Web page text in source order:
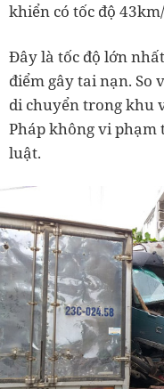
khiển có tốc độ
Đây là tốc độ lớn
điểm gây tai nạn. So
di chuyển trong khu
Pháp không vi phạm
luật.